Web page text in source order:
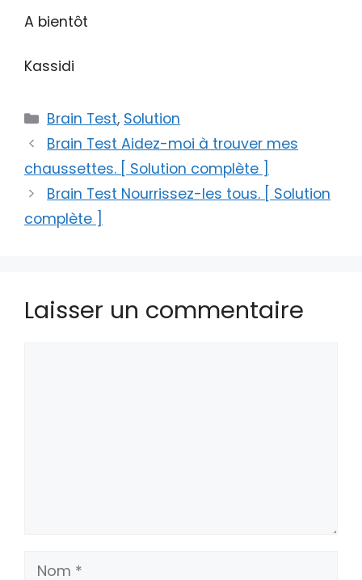
A bientôt
Kassidi
Catégories
Brain Test, Solution
Brain Test Aidez-moi à trouver mes
chaussettes. [ Solution complète ]
Brain Test Nourrissez-les tous. [ Solution
complète ]
Laisser un commentaire
Nom